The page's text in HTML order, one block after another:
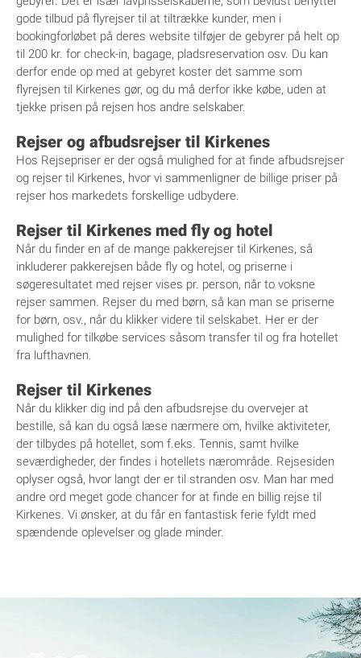
gode tilbud på flyrejser til at tiltrække kunder, men i
bookingforløbet på deres website tilføjer de gebyrer på helt op
til 200 kr. for check-in, bagage, pladsreservation osv. Du kan
derfor ende op med at gebyret koster det samme som
flyrejsen til Kirkenes gør, og du må derfor ikke købe, uden at
tjekke prisen på rejsen hos andre selskaber.
Rejser og afbudsrejser til Kirkenes
Hos Rejsepriser er der også mulighed for at finde afbudsrejser
og rejser til Kirkenes, hvor vi sammenligner de billige priser på
rejser hos markedets forskellige udbydere.
Rejser til Kirkenes med fly og hotel
Når du finder en af de mange pakkerejser til Kirkenes, så
inkluderer pakkerejsen både fly og hotel, og priserne i
søgeresultatet med rejser vises pr. person, når to voksne
rejser sammen. Rejser du med børn, så kan man se priserne
for børn, osv., når du klikker videre til selskabet. Her er der
mulighed for tilkøbe services såsom transfer til og fra hotellet
fra lufthavnen.
Rejser til Kirkenes
Når du klikker dig ind på den afbudsrejse du overvejer at
bestille, så kan du også læse nærmere om, hvilke aktiviteter,
der tilbydes på hotellet, som f.eks. Tennis, samt hvilke
seværdigheder, der findes i hotellets nærområde. Rejsesiden
oplyser også, hvor langt der er til stranden osv. Man har med
andre ord meget gode chancer for at finde en billig rejse til
Kirkenes. Vi ønsker, at du får en fantastisk ferie fyldt med
spændende oplevelser og glade minder.